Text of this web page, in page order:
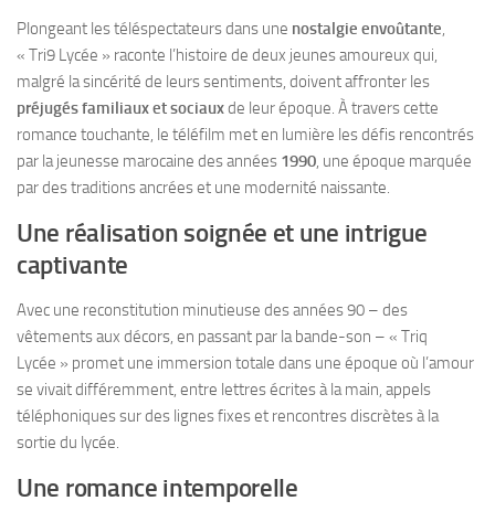
Plongeant les téléspectateurs dans une nostalgie envoûtante,
« Tri9 Lycée » raconte l’histoire de deux jeunes amoureux qui,
malgré la sincérité de leurs sentiments, doivent affronter les
préjugés familiaux et sociauxde leur époque. À travers cette
romance touchante, le téléfilm met en lumière les défis rencontrés
par la jeunesse marocaine des années 1990, une époque marquée
par des traditions ancrées et une modernité naissante.
Une réalisation soignée et une intrigue
captivante
Avec une reconstitution minutieuse des années 90 – des
vêtements aux décors, en passant par la bande-son – « Triq
Lycée » promet une immersion totale dans une époque où l’amour
se vivait différemment, entre lettres écrites à la main, appels
téléphoniques sur des lignes fixes et rencontres discrètes à la
sortie du lycée.
Une romance intemporelle